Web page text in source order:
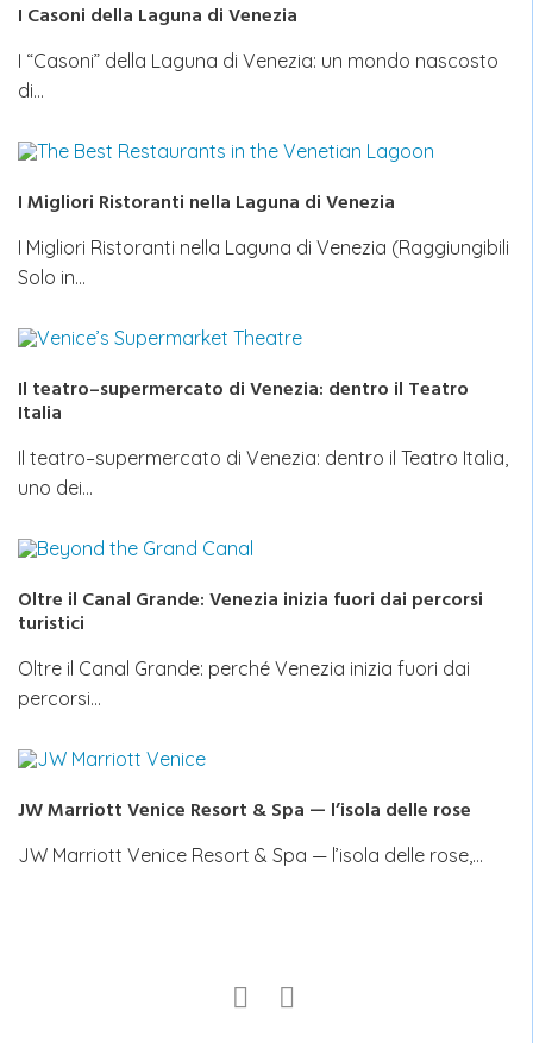
I Casoni della Laguna di Venezia
I “Casoni” della Laguna di Venezia: un mondo nascosto
di…
I Migliori Ristoranti nella Laguna di Venezia
I Migliori Ristoranti nella Laguna di Venezia (Raggiungibili
Solo in…
Il teatro–supermercato di Venezia: dentro il Teatro
Italia
Il teatro–supermercato di Venezia: dentro il Teatro Italia,
uno dei…
Oltre il Canal Grande: Venezia inizia fuori dai percorsi
turistici
Oltre il Canal Grande: perché Venezia inizia fuori dai
percorsi…
JW Marriott Venice Resort & Spa — l’isola delle rose
JW Marriott Venice Resort & Spa — l’isola delle rose,…